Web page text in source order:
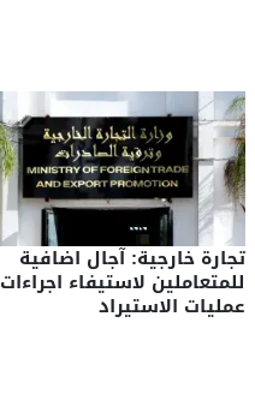
تجارة خارجية: آجال اضافية
للمتعاملين لاستيفاء اجراءات
عمليات الاستيراد